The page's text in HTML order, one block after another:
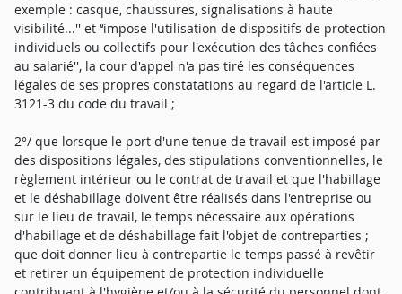
exemple : casque, chaussures, signalisations à haute
visibilité...'' et ‘‘impose l'utilisation de dispositifs de protection
individuels ou collectifs pour l'exécution des tâches confiées
au salarié'', la cour d'appel n'a pas tiré les conséquences
légales de ses propres constatations au regard de l'article L.
3121-3 du code du travail ;
2°/ que lorsque le port d'une tenue de travail est imposé par
des dispositions légales, des stipulations conventionnelles, le
règlement intérieur ou le contrat de travail et que l'habillage
et le déshabillage doivent être réalisés dans l'entreprise ou
sur le lieu de travail, le temps nécessaire aux opérations
d'habillage et de déshabillage fait l'objet de contreparties ;
que doit donner lieu à contrepartie le temps passé à revêtir
et retirer un équipement de protection individuelle